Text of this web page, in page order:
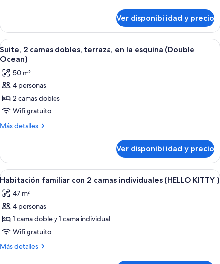
-
No
View
Family
Twin
(Annex)
-
View
Ver disponibilidad y precio
Ver
todas
las
fotos
de
Suite,
2
camas
en
la
esquina
(Double
Ocean)
Una habitación de hotel con dos
2
Suite, 2 camas dobles, terraza, en la esquina (Double
Ocean)
50 m²
4 personas
2 camas dobles
Wifi gratuito
Más detalles
Más
2
camas
dobles,
en
la
(Double
Ocean)
Ver disponibilidad y precio
Ver
todas
las
fotos
de
Habitación
familiar
Habitación de hotel en tonos rosa
1
Habitación familiar con 2 camas individuales (HELLO KITTY )
47 m²
4 personas
1 cama doble y 1 cama individual
Wifi gratuito
Más detalles
Más